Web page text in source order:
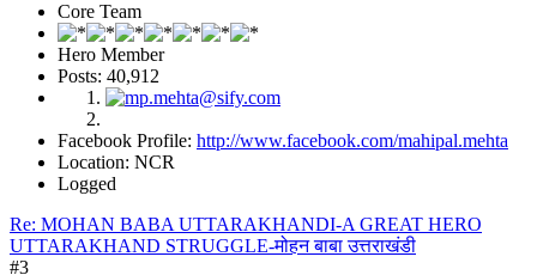
Core Team
Hero Member
Posts: 40,912
Facebook Profile: http://www.facebook.com/mahipal.mehta
Location: NCR
Logged
Re: MOHAN BABA UTTARAKHANDI-A GREAT HERO
UTTARAKHAND STRUGGLE-मोहन बाबा उत्तराखंडी
#3